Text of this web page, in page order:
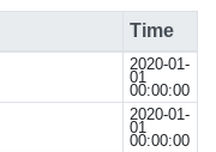
Time
2020-01-
01
00:00:00
2020-01-
01
00:00:00